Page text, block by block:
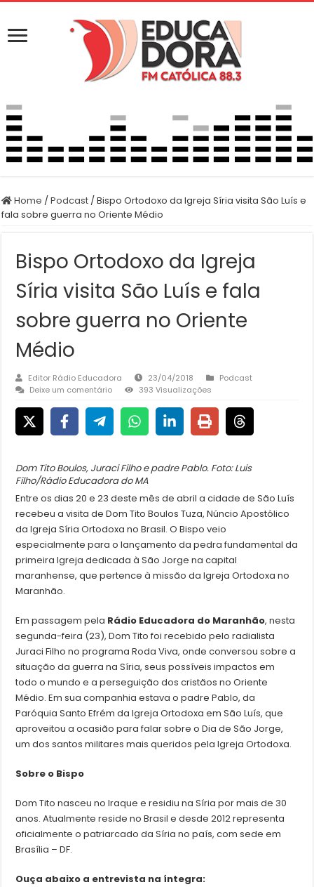
Home /Podcast /Bispo Ortodoxo da Igreja Síria visita São Luís e
fala sobre guerra no Oriente Médio
Bispo Ortodoxo da Igreja
Síria visita São Luís e fala
sobre guerra no Oriente
Médio
Editor Rádio Educadora 23/04/2018
Podcast
Deixe um comentário
393 Visualizações
Dom Tito Boulos, Juraci Filho e padre Pablo. Foto: Luis
Filho/Rádio Educadora do MA
Entre os dias 20 e 23 deste mês de abril a cidade de São Luís
recebeu a visita de Dom Tito Boulos Tuza, Núncio Apostólico
da Igreja Síria Ortodoxa no Brasil. O Bispo veio
especialmente para o lançamento da pedra fundamental da
primeira Igreja dedicada à São Jorge na capital
maranhense, que pertence à missão da Igreja Ortodoxa no
Maranhão.
Em passagem pela Rádio Educadora do Maranhão, nesta
segunda-feira (23), Dom Tito foi recebido pelo radialista
Juraci Filho no programa Roda Viva, onde conversou sobre a
situação da guerra na Síria, seus possíveis impactos em
todo o mundo e a perseguição dos cristãos no Oriente
Médio. Em sua companhia estava o padre Pablo, da
Paróquia Santo Efrém da Igreja Ortodoxa em São Luís, que
aproveitou a ocasião para falar sobre o Dia de São Jorge,
um dos santos militares mais queridos pela Igreja Ortodoxa.
Sobre o Bispo
Dom Tito nasceu no Iraque e residiu na Síria por mais de 30
anos. Atualmente reside no Brasil e desde 2012 representa
oficialmente o patriarcado da Síria no país, com sede em
Brasília – DF.
Ouça abaixo a entrevista na íntegra: